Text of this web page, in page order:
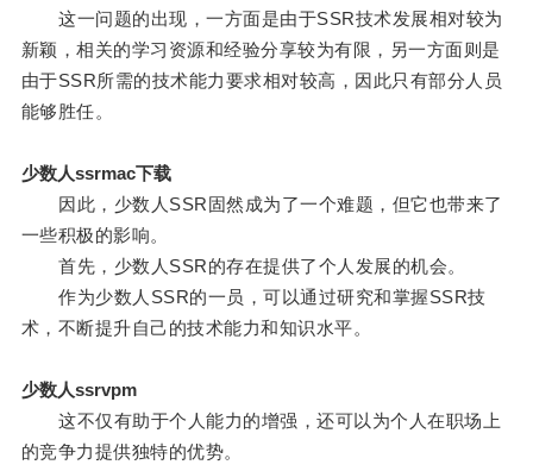
这一问题的出现，一方面是由于SSR技术发展相对较为
新颖，相关的学习资源和经验分享较为有限，另一方面则是
由于SSR所需的技术能力要求相对较高，因此只有部分人员
能够胜任。
少数人ssrmac下载
因此，少数人SSR固然成为了一个难题，但它也带来了
一些积极的影响。
首先，少数人SSR的存在提供了个人发展的机会。
作为少数人SSR的一员，可以通过研究和掌握SSR技
术，不断提升自己的技术能力和知识水平。
少数人ssrvpm
这不仅有助于个人能力的增强，还可以为个人在职场上
的竞争力提供独特的优势。